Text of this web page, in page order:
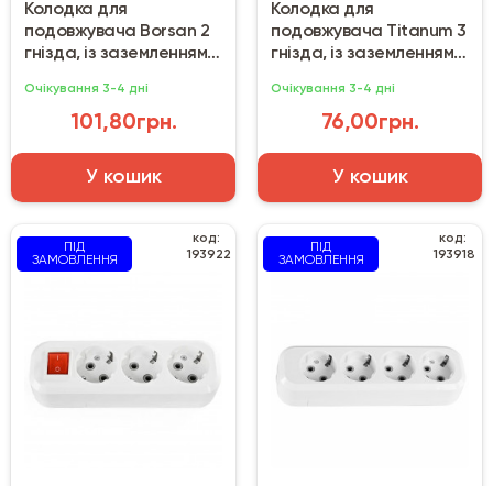
Колодка для
подовжувача Borsan 2
гнізда, із заземленням
Очікування 3-4 дні
101,80грн.
У кошик
Колодка для
подовжувача Titanum 3
гнізда, із заземленням
Очікування 3-4 дні
76,00грн.
У кошик
ПІД
ЗАМОВЛЕННЯ
код:
193922
ПІД
ЗАМОВЛЕННЯ
код:
193918